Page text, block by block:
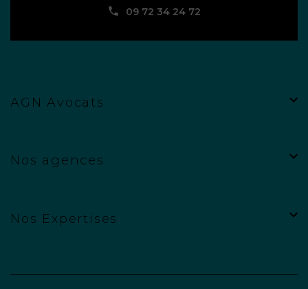
09 72 34 24 72
AGN Avocats
Nos agences
Nos Expertises